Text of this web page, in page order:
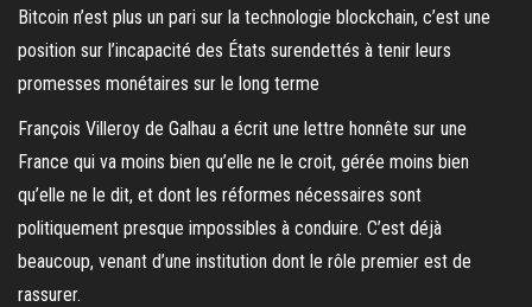
Bitcoin n’est plus un pari sur la technologie blockchain, c’est une
position sur l’incapacité des États surendettés à tenir leurs
promesses monétaires sur le long terme
François Villeroy de Galhau a écrit une lettre honnête sur une
France qui va moins bien qu’elle ne le croit, gérée moins bien
qu’elle ne le dit, et dont les réformes nécessaires sont
politiquement presque impossibles à conduire. C’est déjà
beaucoup, venant d’une institution dont le rôle premier est de
rassurer.